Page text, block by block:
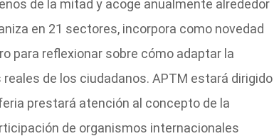
de la mitad y acoge anualmente alrededor
en 21 sectores, incorpora como novedad
para reflexionar sobre cómo adaptar la
de los ciudadanos. APTM estará dirigido
prestará atención al concepto de la
de organismos internacionales